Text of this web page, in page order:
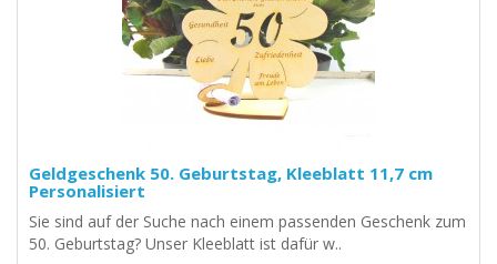
Geldgeschenk 50. Geburtstag, Kleeblatt 11,7 cm
Personalisiert
Sie sind auf der Suche nach einem passenden Geschenk zum
50. Geburtstag? Unser Kleeblatt ist dafür w..